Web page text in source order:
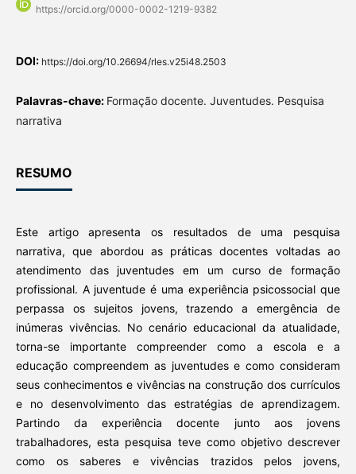
https://orcid.org/0000-0002-1219-9382
DOI: https://doi.org/10.26694/rles.v25i48.2503
Palavras-chave: Formação docente. Juventudes. Pesquisa
narrativa
RESUMO
Este artigo apresenta os resultados de uma pesquisa
narrativa, que abordou as práticas docentes voltadas ao
atendimento das juventudes em um curso de formação
profissional. A juventude é uma experiência psicossocial que
perpassa os sujeitos jovens, trazendo a emergência de
inúmeras vivências. No cenário educacional da atualidade,
torna-se importante compreender como a escola e a
educação compreendem as juventudes e como consideram
seus conhecimentos e vivências na construção dos currículos
e no desenvolvimento das estratégias de aprendizagem.
Partindo da experiência docente junto aos jovens
trabalhadores, esta pesquisa teve como objetivo descrever
como os saberes e vivências trazidos pelos jovens,